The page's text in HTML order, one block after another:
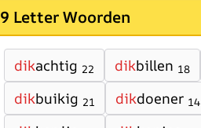
9 Letter Woorden
dikachtig 22 dikbillen 18
dikbuikig 21 dikdoener 14